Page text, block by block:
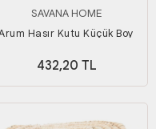
SAVANA HOME
Arum Hasır Kutu Küçük Boy
432,20 TL